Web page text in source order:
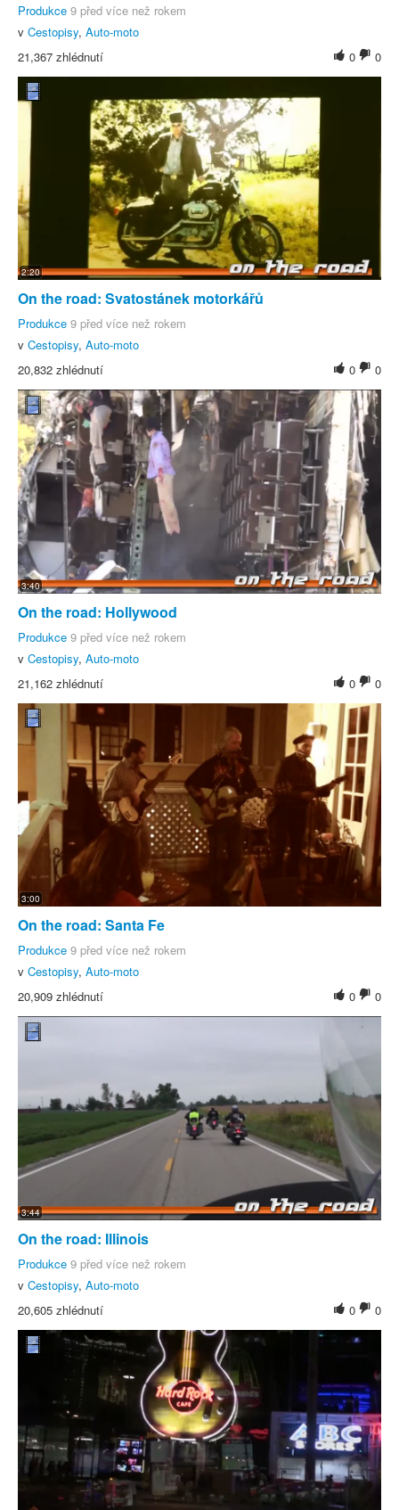
Produkce 9 před více než rokem
v Cestopisy, Auto-moto
0
0
21,367 zhlédnutí
2:20
On the road: Svatostánek motorkářů
Produkce 9 před více než rokem
v Cestopisy, Auto-moto
0
0
20,832 zhlédnutí
3:40
On the road: Hollywood
Produkce 9 před více než rokem
v Cestopisy, Auto-moto
0
0
21,162 zhlédnutí
3:00
On the road: Santa Fe
Produkce 9 před více než rokem
v Cestopisy, Auto-moto
0
0
20,909 zhlédnutí
3:44
On the road: Illinois
Produkce 9 před více než rokem
v Cestopisy, Auto-moto
0
0
20,605 zhlédnutí